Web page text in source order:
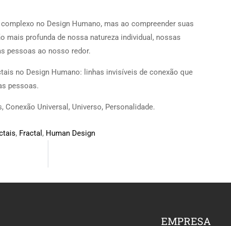
no Design Humano, mas ao compreender suas
mais profunda de nossa natureza individual, nossas
pessoas ao nosso redor.
no Design Humano: linhas invisíveis de conexão que
pessoas.
Conexão Universal, Universo, Personalidade.
, Fractal , Human Design
EMPRESA